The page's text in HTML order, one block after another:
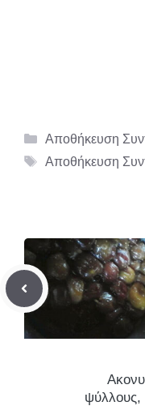
Κατηγορίες
Αποθήκευση
Ετικέτες
Αποθήκευση
ψύλλους,